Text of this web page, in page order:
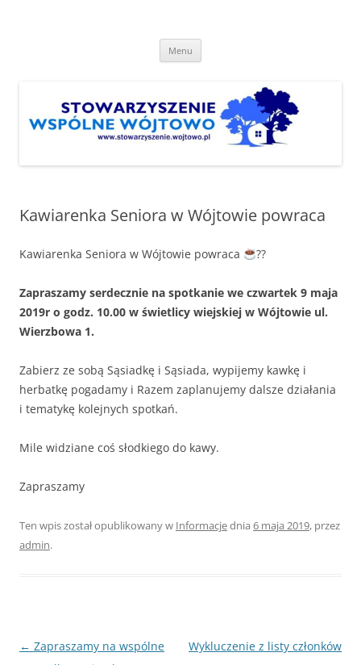
Wójtowo"
Menu
Kawiarenka Seniora w Wójtowie powraca
Kawiarenka Seniora w Wójtowie powraca ??
Zapraszamy serdecznie na spotkanie we czwartek 9 maja
2019r o godz. 10.00 w świetlicy wiejskiej w Wójtowie ul.
Wierzbowa 1.
Zabierz ze sobą Sąsiadkę i Sąsiada, wypijemy kawkę i
herbatkę pogadamy i Razem zaplanujemy dalsze działania
i tematykę kolejnych spotkań.
Mile widziane coś słodkiego do kawy.
Zapraszamy
Ten wpis został opublikowany w Informacjednia 6 maja 2019, przez
admin.
Nawigacja
← Zapraszamy na wspólne
Wykluczenie z listy członków